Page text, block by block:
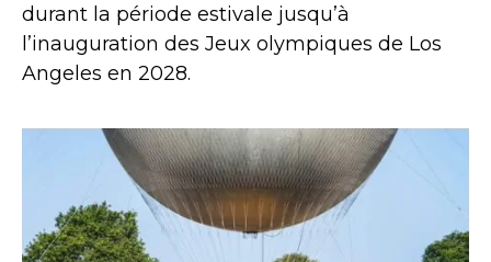
durant la période estivale jusqu’à
l’inauguration des Jeux olympiques de Los
Angeles en 2028.